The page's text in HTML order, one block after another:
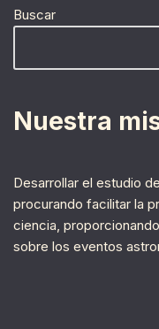
Buscar
Nuestra
Desarrollar el estudio
procurando facilitar la
ciencia,
sobre los eventos